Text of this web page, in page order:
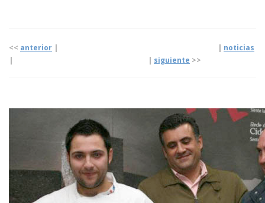
<< anterior | | noticias
|
| siguiente >>